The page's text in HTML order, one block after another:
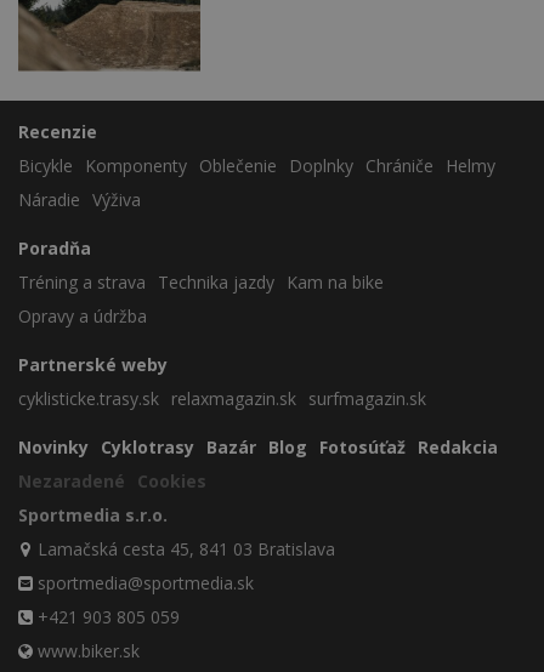
Recenzie
Bicykle
Komponenty Oblečenie Doplnky Chrániče
Helmy
Náradie Výživa
Poradňa
Tréning a strava
Technika jazdy
Kam na bike
Opravy a údržba
Partnerské weby
cyklisticke.trasy.sk relaxmagazin.sk surfmagazin.sk
Novinky Cyklotrasy Bazár Blog Fotosúťaž Redakcia
Nezaradené
Cookies
Sportmedia s.r.o.
Lamačská cesta 45, 841 03 Bratislava
sportmedia@sportmedia.sk
+421 903 805 059
www.biker.sk